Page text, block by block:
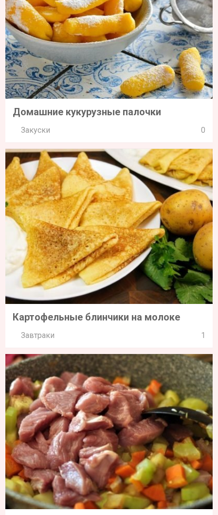
Домашние кукурузные палочки
Закуски 0
Картофельные блинчики на молоке
Завтраки 1